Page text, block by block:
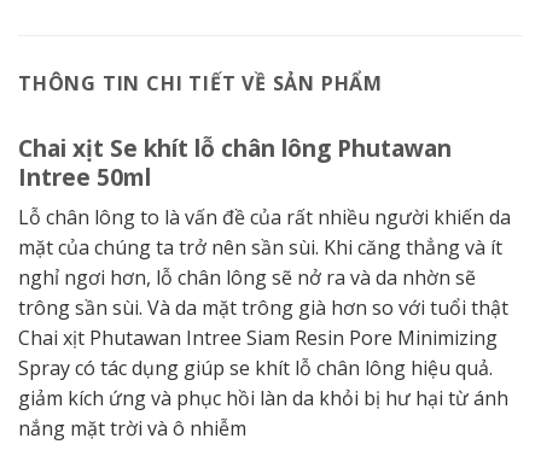
THÔNG TIN CHI TIẾT VỀ SẢN PHẨM
Chai xịt Se khít lỗ chân lông Phutawan
Intree 50ml
Lỗ chân lông to là vấn đề của rất nhiều người khiến da
mặt của chúng ta trở nên sần sùi. Khi căng thẳng và ít
nghỉ ngơi hơn, lỗ chân lông sẽ nở ra và da nhờn sẽ
trông sần sùi. Và da mặt trông già hơn so với tuổi thật
Chai xịt Phutawan Intree Siam Resin Pore Minimizing
Spray có tác dụng giúp se khít lỗ chân lông hiệu quả.
giảm kích ứng và phục hồi làn da khỏi bị hư hại từ ánh
nắng mặt trời và ô nhiễm